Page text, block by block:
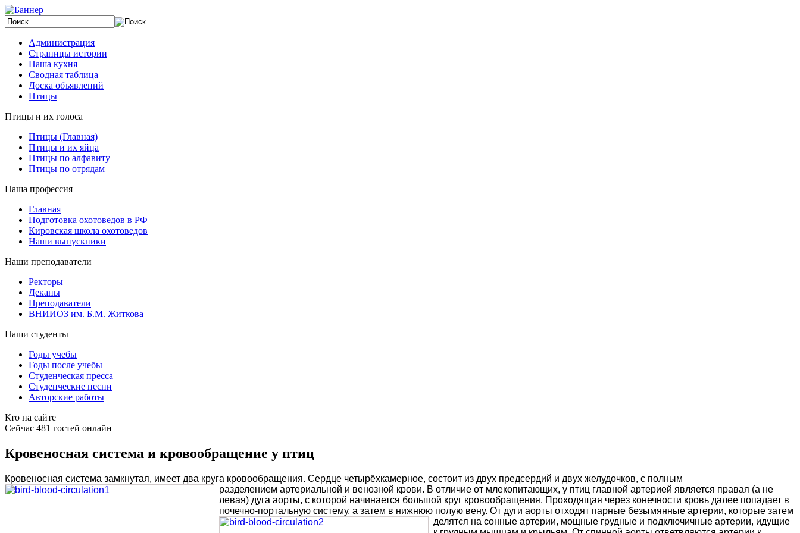
Администрация
Страницы истории
Наша кухня
Сводная таблица
Доска объявлений
Птицы
Птицы и их голоса
Птицы (Главная)
Птицы и их яйца
Птицы по алфавиту
Птицы по отрядам
Наша профессия
Главная
Подготовка охотоведов в РФ
Кировская школа охотоведов
Наши выпускники
Наши преподаватели
Ректоры
Деканы
Преподаватели
ВНИИОЗ им. Б.М. Житкова
Наши студенты
Годы учебы
Годы после учебы
Студенческая пресса
Студенческие песни
Авторские работы
Кто на сайте
Сейчас 481 гостей онлайн
Кровеносная система и кровообращение у птиц
Кровеносная система замкнутая, имеет два круга кровообращения. Сердце четырёхкамерное, состоит из двух предсердий и двух желудочков, с полным
разделением артериальной и венозной крови. В отличие от млекопитающих, у птиц главной артерией является правая (а не
левая) дуга аорты, с которой начинается большой круг кровообращения. Проходящая через конечности кровь далее попадает в
почечно-портальную систему, а затем в нижнюю полую вену. От дуги аорты отходят парные безымянные артерии, которые затем
делятся на сонные артерии, мощные грудные и подключичные артерии, идущие